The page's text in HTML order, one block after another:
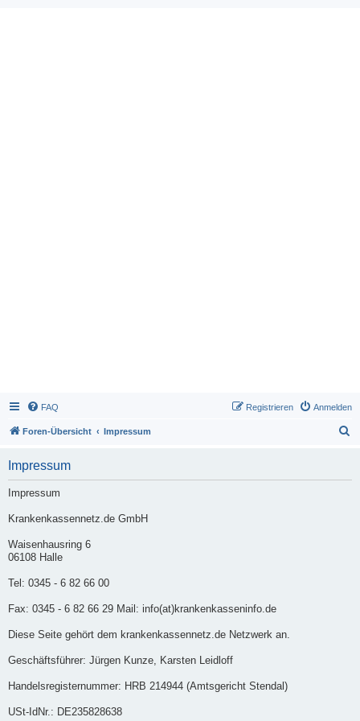
FAQ Anmelden
Registrieren
Foren-Übersicht Impressum
Impressum
Impressum
Krankenkassennetz.de GmbH
Waisenhausring 6
06108 Halle
Tel: 0345 - 6 82 66 00
Fax: 0345 - 6 82 66 29 Mail: info(at)krankenkasseninfo.de
Diese Seite gehört dem krankenkassennetz.de Netzwerk an.
Geschäftsführer: Jürgen Kunze, Karsten Leidloff
Handelsregisternummer: HRB 214944 (Amtsgericht Stendal)
USt-IdNr.: DE235828638